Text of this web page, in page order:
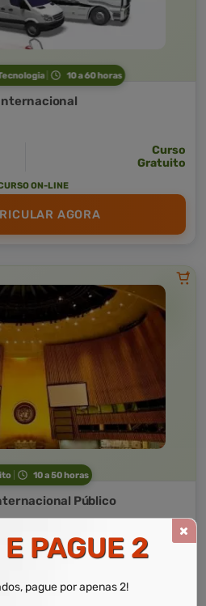
10 a 60 horas
Curso
Gratuito
ON-LINE
AGORA
10 a 50 horas
Público
Gratuito
ON-LINE
PAGUE 2
pague por apenas 2!